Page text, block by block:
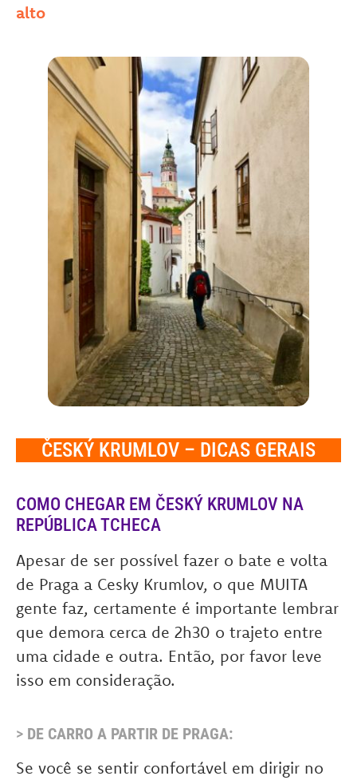
alto
ČESKÝ KRUMLOV – DICAS GERAIS
COMO CHEGAR EM ČESKÝ KRUMLOV NA
REPÚBLICA TCHECA
Apesar de ser possível fazer o bate e volta
de Praga a Cesky Krumlov, o que MUITA
gente faz, certamente é importante lembrar
que demora cerca de 2h30 o trajeto entre
uma cidade e outra. Então, por favor leve
isso em consideração.
> DE CARRO A PARTIR DE PRAGA:
Se você se sentir confortável em dirigir no